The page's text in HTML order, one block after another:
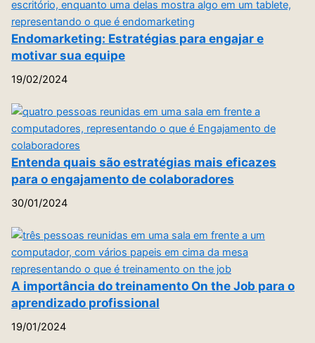
Endomarketing: Estratégias para engajar e
motivar sua equipe
19/02/2024
Entenda quais são estratégias mais eficazes
para o engajamento de colaboradores
30/01/2024
A importância do treinamento On the Job para o
aprendizado profissional
19/01/2024